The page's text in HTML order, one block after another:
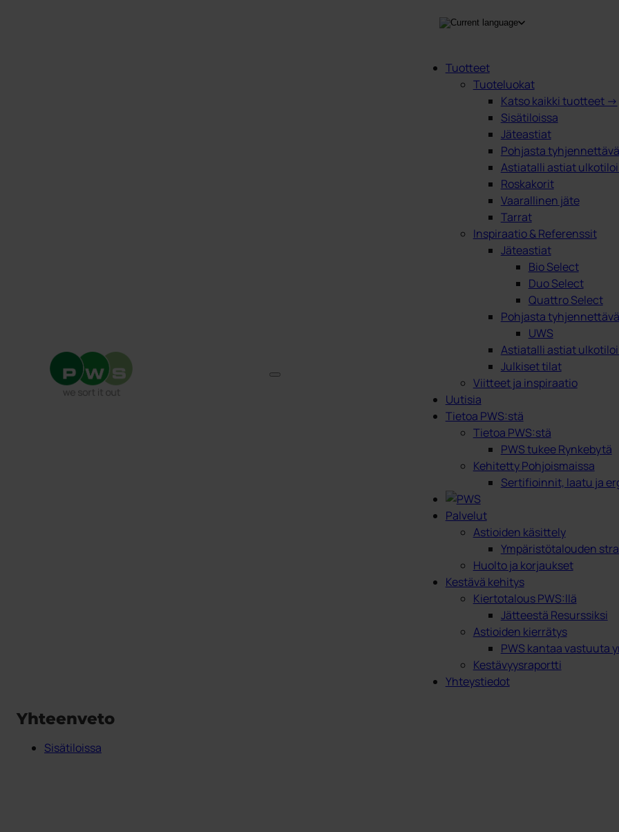
Tuotteet
Tuoteluokat
Katso kaikki tuotteet →
Sisätiloissa
Jäteastiat
Pohjasta
Astiatalli astiat
Roskakorit
Vaarallinen jäte
Tarrat
Inspiraatio & Referenssit
Jäteastiat
Bio Select
Duo Select
Quattro Select
Pohjasta
UWS
Astiatalli astiat
Julkiset tilat
Viitteet ja inspiraatio
Uutisia
Tietoa PWS:stä
Tietoa PWS:stä
PWS tukee Rynkebytä
Kehitetty Pohjoismaissa
Sertifioinnit, laatu ja
Palvelut
Astioiden käsittely
Ympäristötalouden
Huolto ja korjaukset
Kestävä kehitys
Kiertotalous PWS:llä
Jätteestä Resurssiksi
Astioiden kierrätys
PWS kantaa vastuuta
Kestävyysraportti
Yhteystiedot
Yhteenveto
Sisätiloissa